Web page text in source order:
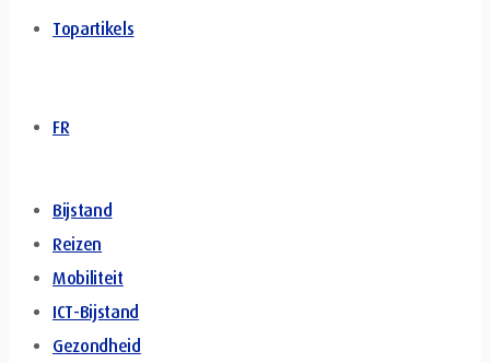
Topartikels
FR
Bijstand
Reizen
Mobiliteit
ICT-Bijstand
Gezondheid